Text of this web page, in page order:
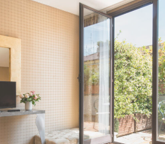
VEDI IMMAGINE